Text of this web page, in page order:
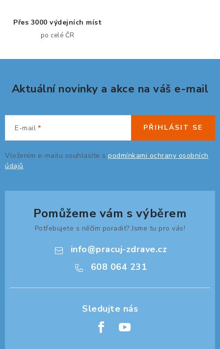
PODSTAVCE POD MONITOR
PREZENTAČNÍ SYSTÉMY
DRŽÁKY NA TABLET - MOBIL
ERGONOMICKÉ PRODUKTY
BEDERNÍ A KRČNÍ OPĚRKY
PODLOŽKY POD NOHY
PODLOŽKY POD MYŠ A ZÁPĚSTÍ
VÝSUVY A DRŽÁKY NA KLÁVESNICI
Přes 3000 výdejních míst
po celé ČR
Aktuální novinky a akce na váš e-mail
E-mail
Vložením e-mailu souhlasíte s podmínkami ochrany osobních
údajů
PŘIHLÁSIT SE
Pomůžeme vám s výběrem
Potřebujete s něčím poradit? Jsme tu pro vás!
info@pracuj-zdrave.cz
608 064 231